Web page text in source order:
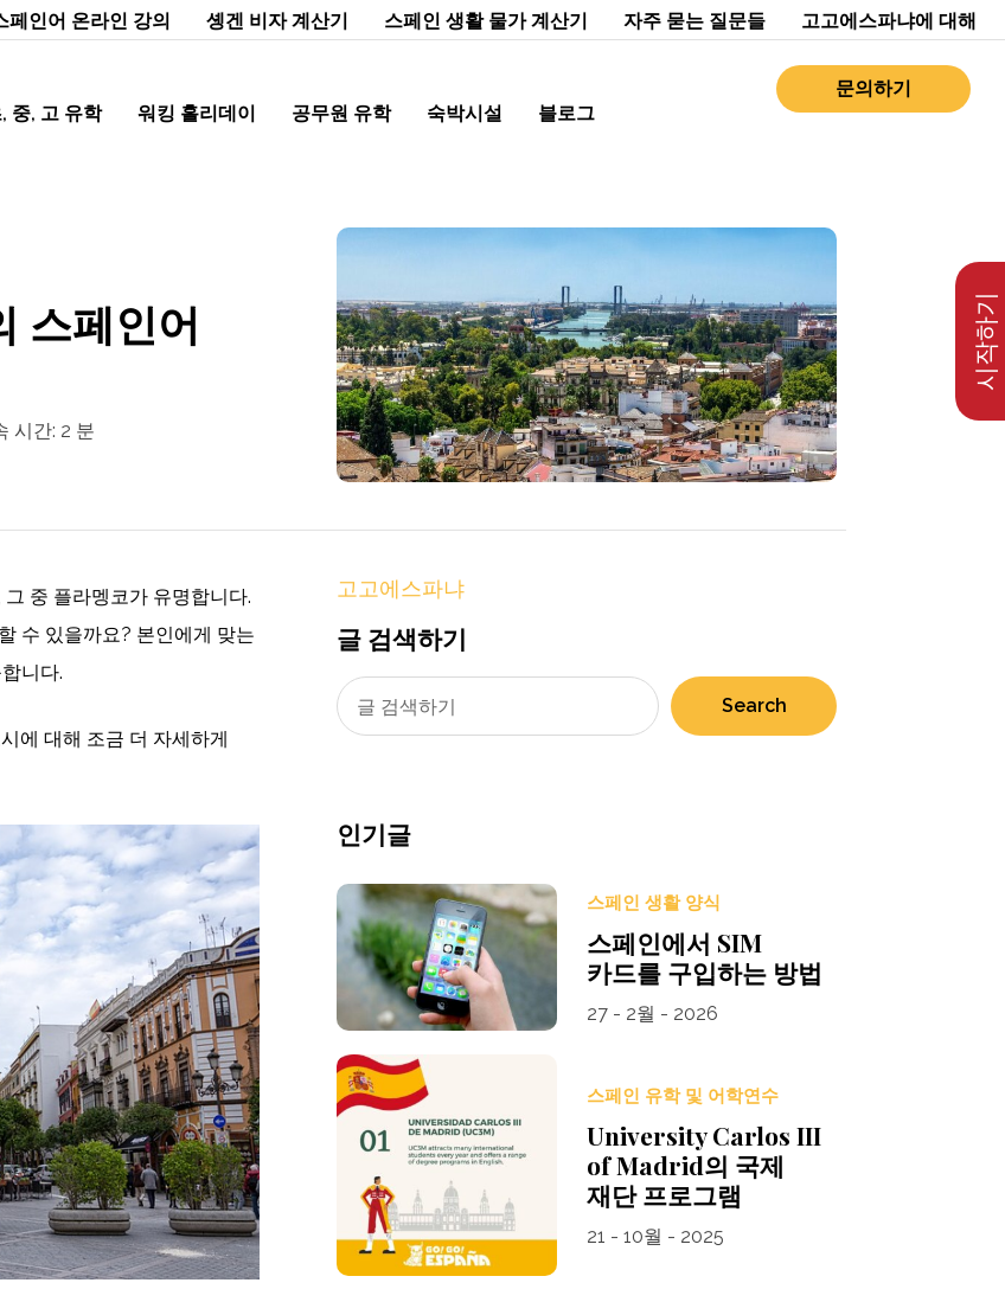
페인어 온라인 강의 솅겐 비자 계산기 스페인 생활 물가 계산기 자주 묻는 질문들 고고에스파냐에 대해
중, 고 유학 워킹 홀리데이 공무원 유학 숙박시설 블로그
문의하기
시작하기
스페인어
시간: 2 분
중 플라멩코가 유명합니다.
수 있을까요? 본인에게 맞는
니다.
에 대해 조금 더 자세하게
고고에스파냐
글 검색하기
Search
인기글
스페인 생활 양식
스페인에서 SIM
카드를 구입하는 방법
27 - 2월 - 2026
스페인 유학 및 어학연수
University Carlos III
of Madrid의 국제
재단 프로그램
21 - 10월 - 2025